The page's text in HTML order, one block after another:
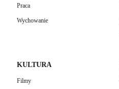
Praca
Wychowanie
KULTURA
Filmy